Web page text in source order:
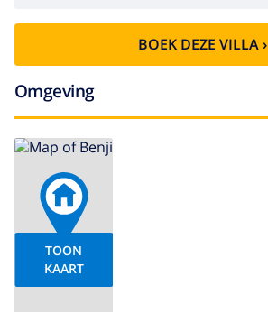
BOEK DEZE VILLA ›
Omgeving
TOON
KAART